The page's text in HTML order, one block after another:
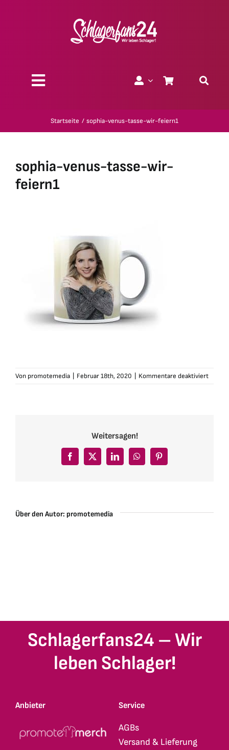
Toggle
Geschenk-Gutscheine
Startseite sophia-venus-tasse-wir-feiern1
sophia-venus-tasse-wir-
feiern1
Von promotemedia Februar 18th, 2020 Kommentare deaktiviertfür
Weitersagen!
Facebook
X LinkedInWhatsAppPinterest
Über den Autor: promotemedia
Schlagerfans24 – Wir
leben Schlager!
Anbieter Service
AGBs
Versand & Lieferung